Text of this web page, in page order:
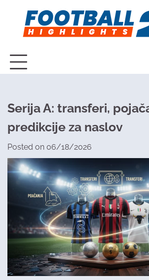
content
Serija A: transferi,
predikcije za naslov
Posted on 06/18/2026